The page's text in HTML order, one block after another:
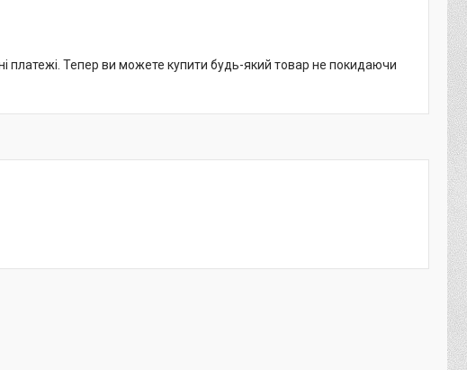
платежі. Тепер ви можете купити будь-який товар не покидаючи